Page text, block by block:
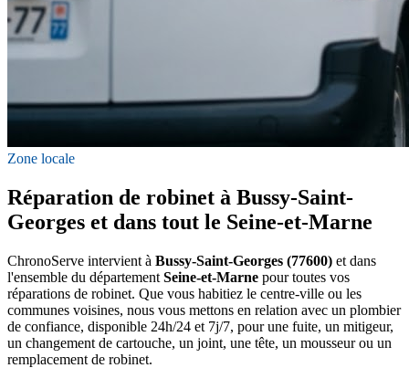
Zone locale
Réparation de robinet à Bussy-Saint-
Georges et dans tout le Seine-et-Marne
ChronoServe intervient à Bussy-Saint-Georges (77600) et dans
l'ensemble du département Seine-et-Marne pour toutes vos
réparations de robinet. Que vous habitiez le centre-ville ou les
communes voisines, nous vous mettons en relation avec un plombier
de confiance, disponible 24h/24 et 7j/7, pour une fuite, un mitigeur,
un changement de cartouche, un joint, une tête, un mousseur ou un
remplacement de robinet.